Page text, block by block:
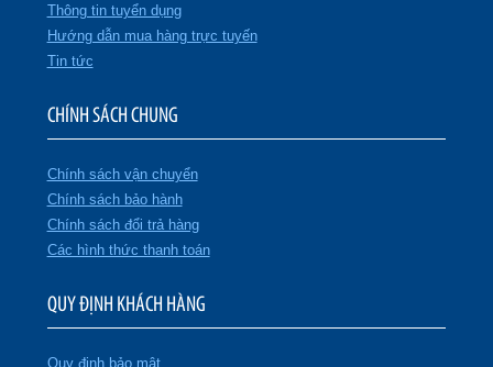
Thông tin tuyển dụng
Hướng dẫn mua hàng trực tuyến
Tin tức
CHÍNH SÁCH CHUNG
Chính sách vận chuyển
Chính sách bảo hành
Chính sách đổi trả hàng
Các hình thức thanh toán
QUY ĐỊNH KHÁCH HÀNG
Quy định bảo mật